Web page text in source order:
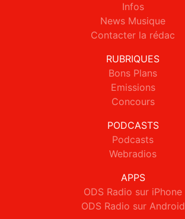
Infos
News Musique
Contacter la rédac
RUBRIQUES
Bons Plans
Emissions
Concours
PODCASTS
Podcasts
Webradios
APPS
ODS Radio sur iPhone
ODS Radio sur Android